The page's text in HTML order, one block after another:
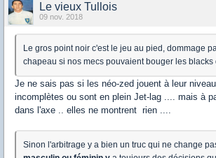
Le vieux Tullois
09 nov. 2018
Le gros point noir c'est le jeu au pied, dommage
chapeau si nos mecs pouvaient bouger les blacks
Je ne sais pas si les néo-zed jouent à leur
incomplètes ou sont en plein Jet-lag .... mais à
dans l'axe .. elles ne montrent rien ....
Sinon l'arbitrage y a bien un truc qui ne change